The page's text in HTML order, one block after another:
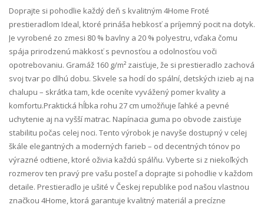
Doprajte si pohodlie každý deň s kvalitným 4Home Froté
prestieradlom Ideal, ktoré prináša hebkosť a príjemný pocit na dotyk.
Je vyrobené zo zmesi 80 % bavlny a 20 % polyestru, vďaka čomu
spája prirodzenú mäkkosť s pevnosťou a odolnosťou voči
opotrebovaniu. Gramáž 160 g/m² zaisťuje, že si prestieradlo zachová
svoj tvar po dlhú dobu. Skvele sa hodí do spální, detských izieb aj na
chalupu – skrátka tam, kde oceníte vyvážený pomer kvality a
komfortu.Praktická hĺbka rohu 27 cm umožňuje ľahké a pevné
uchytenie aj na vyšší matrac. Napínacia guma po obvode zaisťuje
stabilitu počas celej noci. Tento výrobok je navyše dostupný v celej
škále elegantných a moderných farieb – od decentných tónov po
výrazné odtiene, ktoré oživia každú spálňu. Vyberte si z niekoľkých
rozmerov ten pravý pre vašu posteľ a doprajte si pohodlie v každom
detaile. Prestieradlo je ušité v Českej republike pod našou vlastnou
značkou 4Home, ktorá garantuje kvalitný materiál a precízne